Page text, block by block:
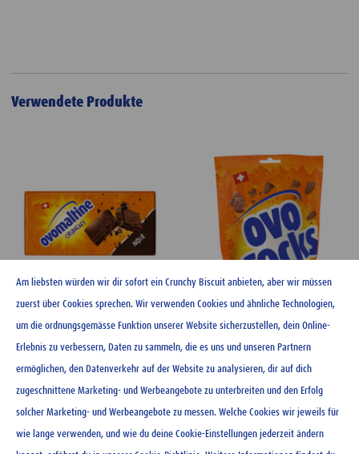
Verwendete Produkte
Ovomaltine Schokolade noir
100 g
CHF 4.65
Am liebsten würden wir dir sofort ein Crunchy Biscuit anbieten, aber wir müssen
zuerst über Cookies sprechen. Wir verwenden Cookies und ähnliche Technologien,
um die ordnungsgemässe Funktion unserer Website sicherzustellen, dein Online-
Erlebnis zu verbessern, Daten zu sammeln, die es uns und unseren Partnern
ermöglichen, den Datenverkehr auf der Website zu analysieren, dir auf dich
zugeschnittene Marketing- und Werbeangebote zu unterbreiten und den Erfolg
solcher Marketing- und Werbeangebote zu messen. Welche Cookies wir jeweils für
wie lange verwenden, und wie du deine Cookie-Einstellungen jederzeit ändern